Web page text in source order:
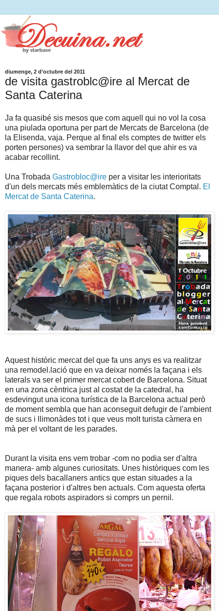
diumenge, 2 d’octubre del 2011
de visita gastroblc@ire al Mercat de
Santa Caterina
Ja fa quasibé sis mesos que com aquell qui no vol la cosa
una piulada oportuna per part de Mercats de Barcelona (de
la Elisenda, vaja. Perque al final els comptes de twitter els
porten persones) va sembrar la llavor del que ahir es va
acabar recollint.
Una Trobada Gastrobloc@ire per a visitar les interioritats
d'un dels mercats més emblemàtics de la ciutat Comptal. El
Mercat de Santa Caterina.
Aquest històric mercat del que fa uns anys es va realitzar
una remodel.lació que en va deixar només la façana i els
laterals va ser el primer mercat cobert de Barcelona. Situat
en una zona cèntrica just al costat de la catedral, ha
esdevingut una icona turística de la Barcelona actual però
de moment sembla que han aconseguit defugir de l'ambient
de sucs i llimonàdes tot i que veus molt turista càmera en
mà per el voltant de les parades.
Durant la visita ens vem trobar -com no podia ser d'altra
manera- amb algunes curiositats. Unes històriques com les
piques dels bacallaners antics que estan situades a la
façana posterior i d'altres ben actuals. Com aquesta oferta
que regala robots aspiradors si comprs un pernil.